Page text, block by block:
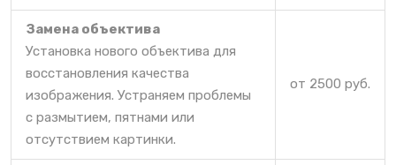
Замена объектива
Установка нового объектива для
восстановления качества
изображения. Устраняем проблемы
с размытием, пятнами или
отсутствием картинки.
от 2500 руб.